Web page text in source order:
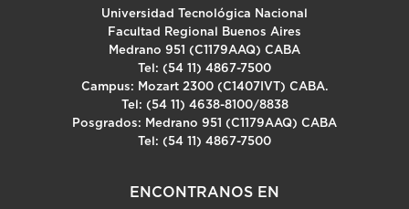
Universidad Tecnológica Nacional
Facultad Regional Buenos Aires
Medrano 951 (C1179AAQ) CABA
Tel: (54 11) 4867-7500
Campus: Mozart 2300 (C1407IVT) CABA.
Tel: (54 11) 4638-8100/8838
Posgrados: Medrano 951 (C1179AAQ) CABA
Tel: (54 11) 4867-7500
ENCONTRANOS EN